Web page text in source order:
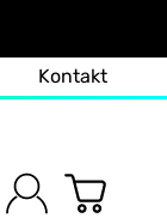
Kontakt